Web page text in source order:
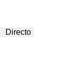
Directo